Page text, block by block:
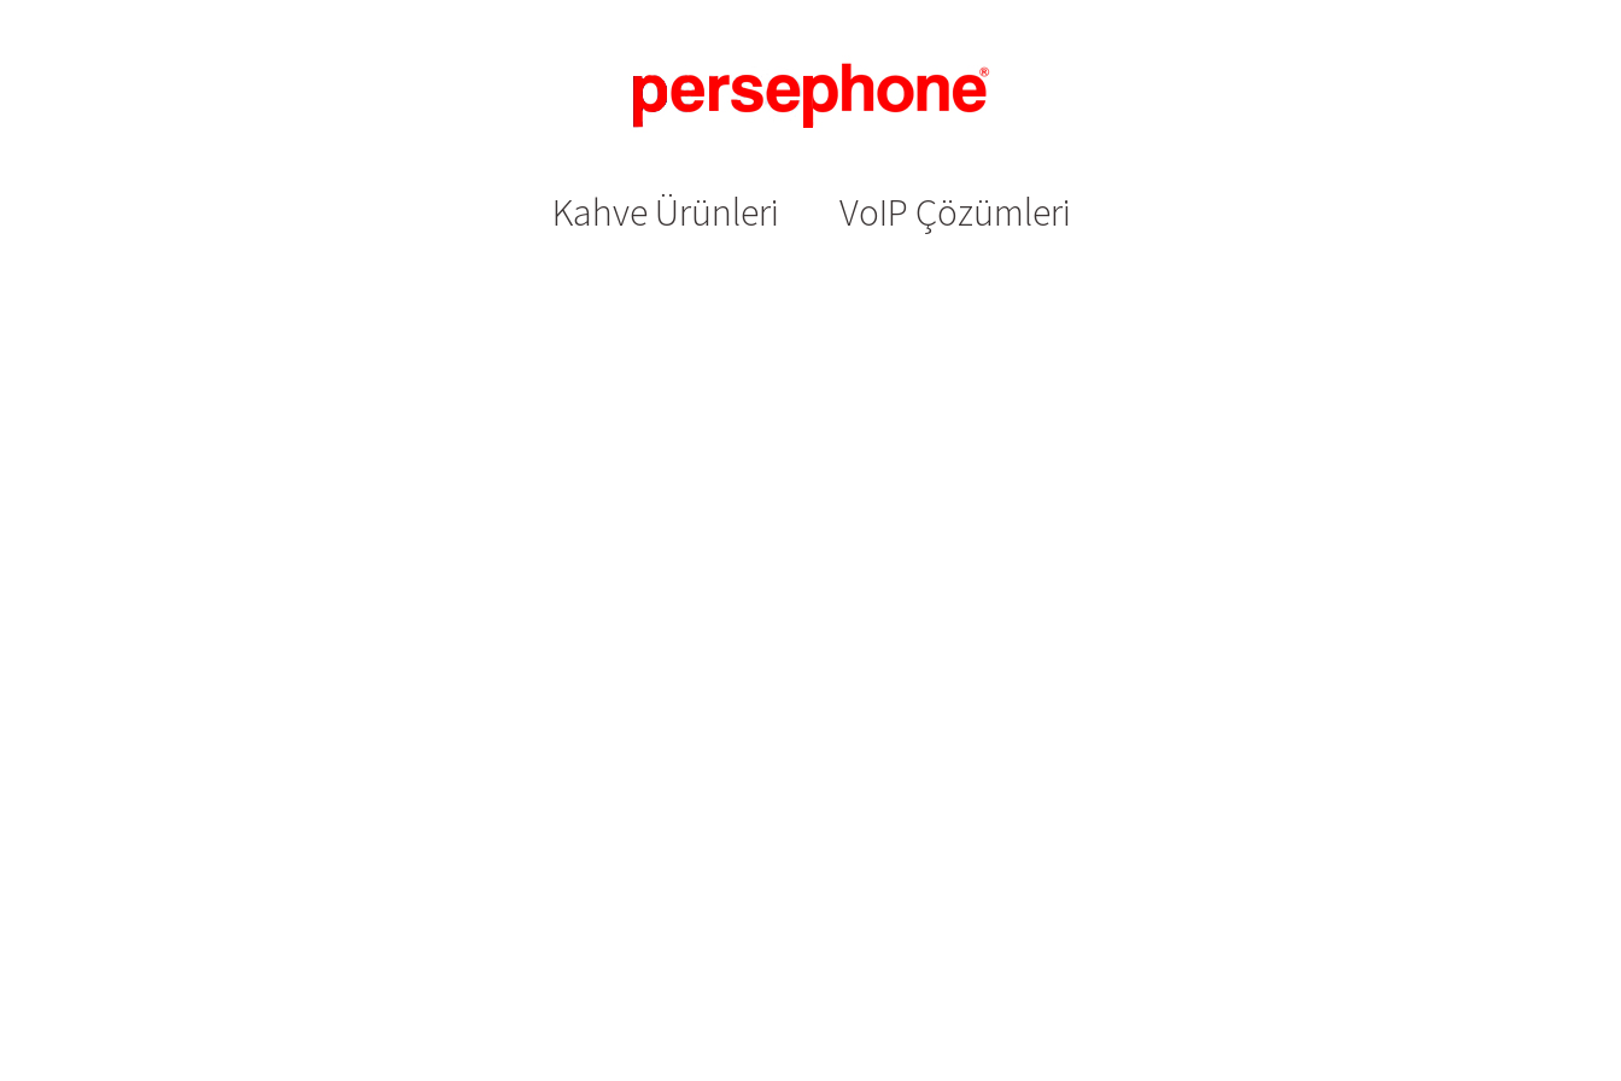
Kahve Ürünleri VoIP Çözümleri